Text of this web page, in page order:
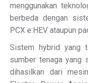
menggunakan
berbeda dengan
PCX e:HEV ataupun
Sistem hybrid yang
sumber tenaga yang
dihasilkan dari